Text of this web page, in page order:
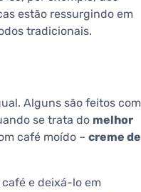
estão ressurgindo em
tradicionais.
Alguns são feitos com
se trata do melhor
café moído – creme de
e deixá-lo em